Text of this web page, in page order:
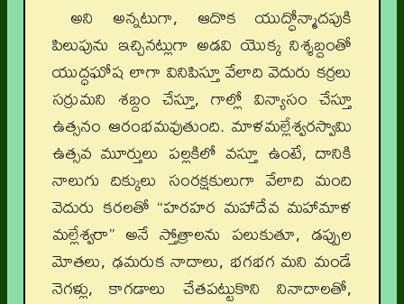
అని అన్నటుగా, ఆదొక యుద్ధోన్మాదపుకి
పిలుపును ఇచ్చినట్లుగా అడవి యొక్క నిశ్శబ్దంతో
యుద్ధఘోష లాగా వినిపిస్తూ వేలాది వెదురు కర్రలు
సర్రుమని శబ్దం చేస్తూ, గాల్లో విన్యాసం చేస్తూ
ఉత్సనం ఆరంభమవుతుంది. మాళమల్లేశ్వరస్వామి
ఉత్సవ మూర్తులు పల్లకిలో వస్తూ ఉంటే, దానికి
నాలుగు దిక్కులు సంరక్షకులుగా వేలాది మంది
వెదురు కరలతో “హరహర మహాదేవ మహామాళ
మల్లేశ్వరా” అనే స్తోత్రాలను పలుకుతూ, డప్పుల
మోతలు, ఢమరుక నాదాలు, భగభగ మని మండే
నెగళ్లు, కాగడాలు చేతపట్టుకొని నినాదాలతో,